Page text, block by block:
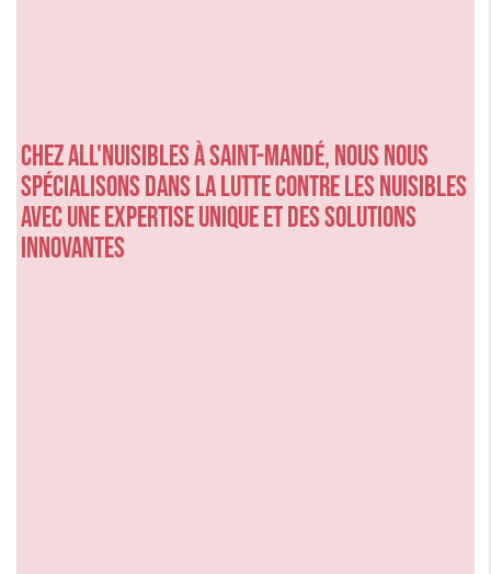
Chez ALL'NUISIBLES à SAINT-MANDÉ, nous nous
spécialisons dans la lutte contre les nuisibles
avec une expertise unique et des solutions
innovantes